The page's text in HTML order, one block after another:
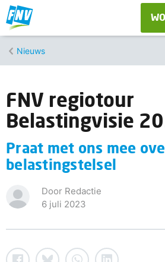
Nieuws
FNV regiotour
Belastingvisie
Praat met ons mee
belastingstelsel
Door Redactie
6 juli 2023